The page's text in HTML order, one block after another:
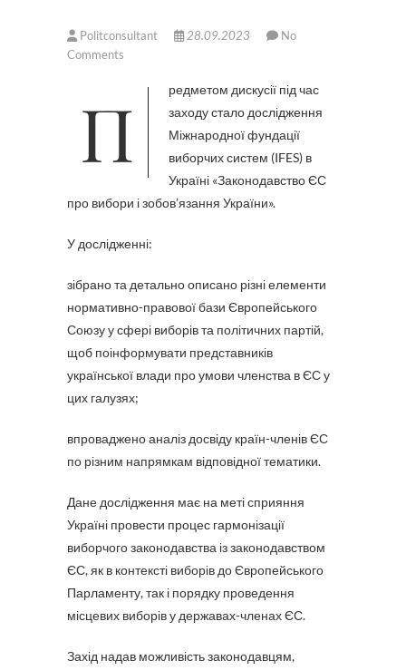
Politconsultant 28.09.2023
No
Comments
Предметом дискусії під час
заходу стало дослідження
Міжнародної фундації
виборчих систем (IFES) в
Україні «Законодавство ЄС
про вибори і зобов’язання України».
У дослідженні:
зібрано та детально описано різні елементи
нормативно-правової бази Європейського
Союзу у сфері виборів та політичних партій,
щоб поінформувати представників
української влади про умови членства в ЄС у
цих галузях;
впроваджено аналіз досвіду країн-членів ЄС
по різним напрямкам відповідної тематики.
Дане дослідження має на меті сприяння
Україні провести процес гармонізації
виборчого законодавства із законодавством
ЄС, як в контексті виборів до Європейського
Парламенту, так і порядку проведення
місцевих виборів у державах-членах ЄС.
Захід надав можливість законодавцям,